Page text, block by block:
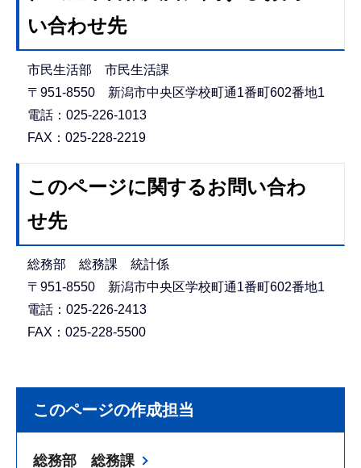
い合わせ先
市民生活部 市民生活課
〒951-8550 新潟市中央区学校町通1番町602番地1
電話：025-226-1013
FAX：025-228-2219
このページに関するお問い合わ
せ先
総務部 総務課 統計係
〒951-8550 新潟市中央区学校町通1番町602番地1
電話：025-226-2413
FAX：025-228-5500
このページの作成担当
総務部 総務課